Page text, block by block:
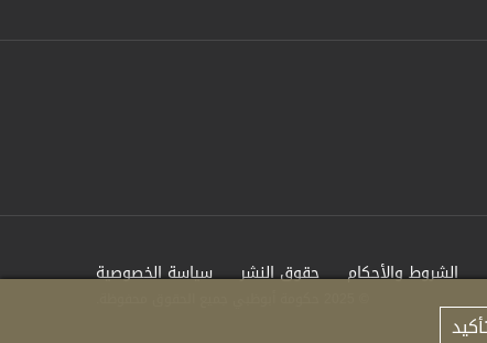
الشروط والأحكام حقوق النشر سياسة الخصوصية